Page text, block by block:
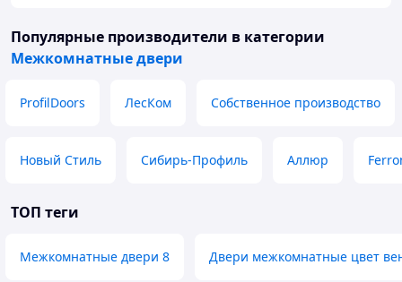
Популярные производители в категории
Межкомнатные двери
ProfilDoors ЛесКом Собственное производство
Новый Стиль Сибирь-Профиль Аллюр
ТОП теги
Межкомнатные двери 8 Двери межкомнатные цвет